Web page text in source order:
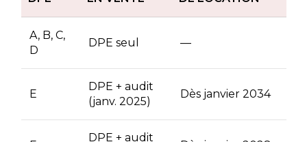
A, B, C,
D
DPE seul —
E
DPE + audit
(janv. 2025)
Dès janvier 2034
DPE + audit